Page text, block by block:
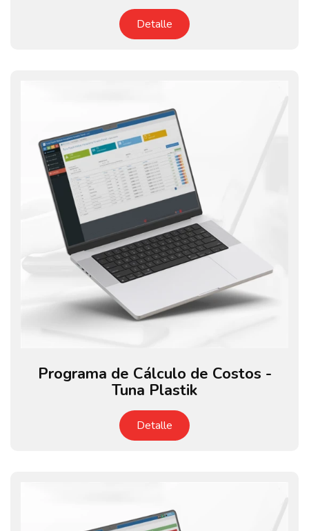
Detalle
Programa de Cálculo de Costos -
Tuna Plastik
Detalle